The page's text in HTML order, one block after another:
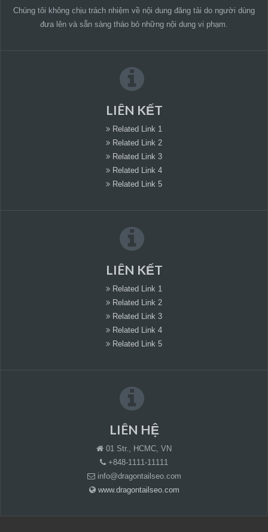
Chúng tôi không chịu trách nhiệm về nội dung đăng tải do người dùng
đưa lên và sẵn sàng tháo bỏ những nội dung vi phạm.
LIÊN KẾT
Related Link 1
Related Link 2
Related Link 3
Related Link 4
Related Link 5
LIÊN KẾT
Related Link 1
Related Link 2
Related Link 3
Related Link 4
Related Link 5
LIÊN HỆ
01 Str., HCMC, VN
+848-1111-11111
info@dragontailseo.com
www.dragontailseo.com